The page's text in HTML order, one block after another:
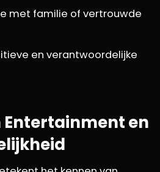
met familie of vertrouwde
en verantwoordelijke
Entertainment en